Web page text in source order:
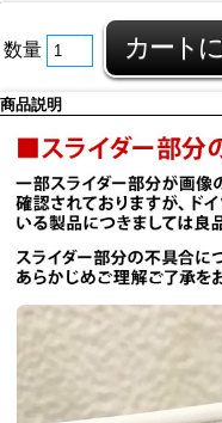
数量
商品説明